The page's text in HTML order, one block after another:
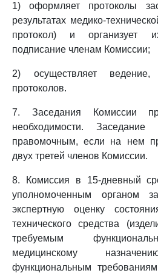
1) оформляет протоколы
результатах медико-
протокол) и организует
подписание членам Комиссии;
2) осуществляет
протоколов.
7. Заседания Комиссии
необходимости. Заседание
правомочным, если на нем
двух третей членов Комиссии.
8. Комиссия в 15-дневный
уполномоченным органом
экспертную оценку
технического средства
требуемым
медицинскому
функциональным